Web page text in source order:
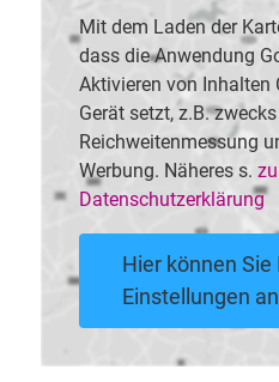
Mit dem Laden der
dass die Anwendung
Aktivieren von Inhalten
Gerät setzt, z.B. zwecks
Reichweitenmessung
Werbung. Näheres s.
Datenschutzerklärung
Hier können Sie
Einstellungen